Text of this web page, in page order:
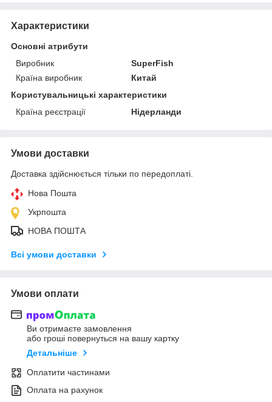
Характеристики
Основні атрибути
Виробник
SuperFish
Країна виробник
Китай
Користувальницькі характеристики
Країна реєстрації
Нідерланди
Умови доставки
Доставка здійснюється тільки по передоплаті.
Нова Пошта
Укрпошта
НОВА ПОШТА
Всі умови доставки
Умови оплати
Ви отримаєте замовлення
або гроші повернуться на вашу картку
Детальніше
Оплатити частинами
Оплата на рахунок